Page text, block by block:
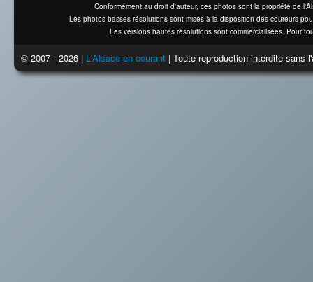
Conformément au droit d'auteur, ces photos sont la propriété de
Les photos basses résolutions sont mises à la disposition des coureurs
Les versions hautes résolutions sont commercialisées. Pour
© 2007 - 2026 | L'Alsace en courant | Toute reproduction interdite sans